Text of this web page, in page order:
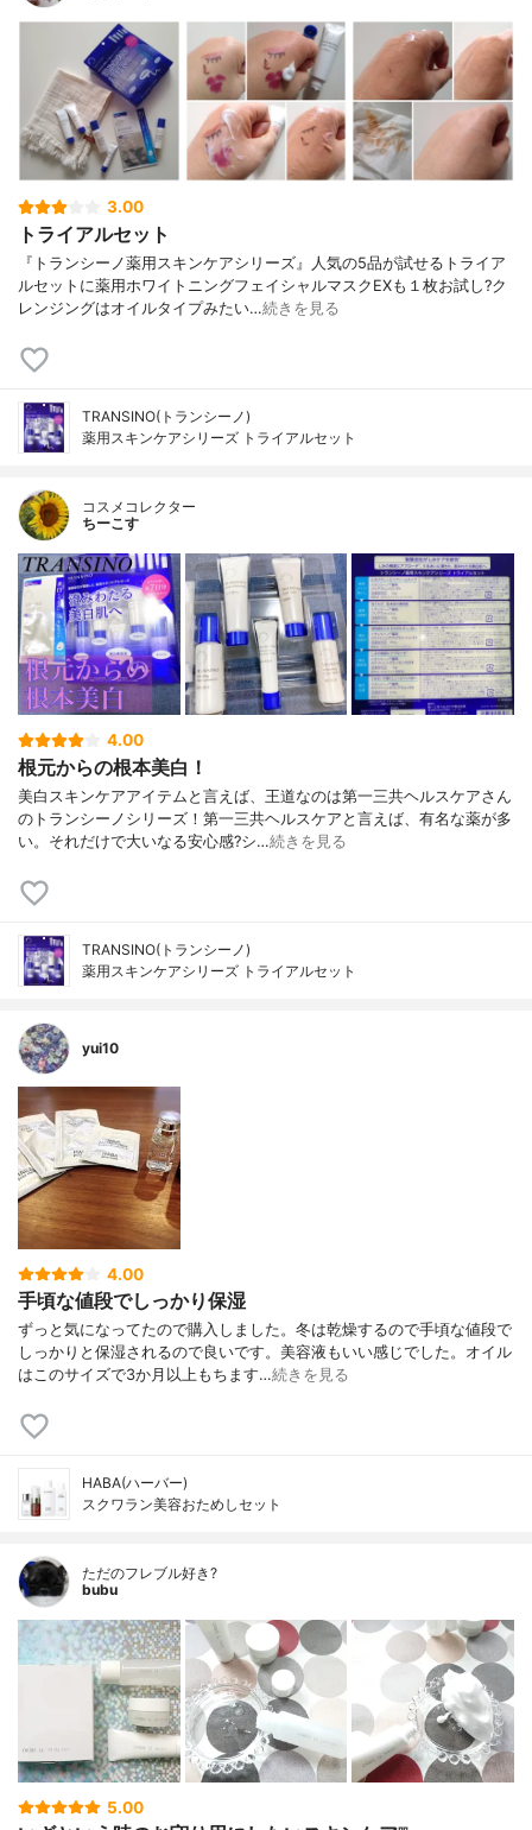
3.00
トライアルセット
『トランシーノ薬用スキンケアシリーズ』人気の5品が試せるトライア
ルセットに薬用ホワイトニングフェイシャルマスクEXも１枚お試し?ク
レンジングはオイルタイプみたい…続きを見る
TRANSINO(トランシーノ)
薬用スキンケアシリーズ トライアルセット
コスメコレクター
ちーこす
4.00
根元からの根本美白！
美白スキンケアアイテムと言えば、王道なのは第一三共ヘルスケアさん
のトランシーノシリーズ！第一三共ヘルスケアと言えば、有名な薬が多
い。それだけで大いなる安心感?シ…続きを見る
TRANSINO(トランシーノ)
薬用スキンケアシリーズ トライアルセット
yui10
4.00
手頃な値段でしっかり保湿
ずっと気になってたので購入しました。冬は乾燥するので手頃な値段で
しっかりと保湿されるので良いです。美容液もいい感じでした。オイル
はこのサイズで3か月以上もちます…続きを見る
HABA(ハーバー)
スクワラン美容おためしセット
ただのフレブル好き?
bubu
5.00